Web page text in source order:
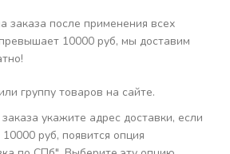
заказа после применения всех
10000 руб, мы доставим
группу товаров на сайте.
укажите адрес доставки, если
руб, появится опция